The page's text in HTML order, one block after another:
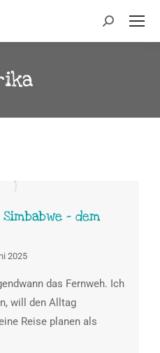
– dem
2025
das Fernweh. Ich
will den Alltag
Reise planen als